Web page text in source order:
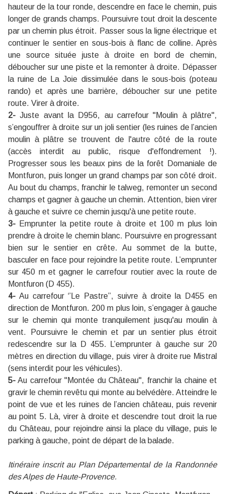
hauteur de la tour ronde, descendre en face le chemin, puis
longer de grands champs. Poursuivre tout droit la descente
par un chemin plus étroit. Passer sous la ligne électrique et
continuer le sentier en sous-bois à flanc de colline. Après
une source située juste à droite en bord de chemin,
déboucher sur une piste et la remonter à droite. Dépasser
la ruine de La Joie dissimulée dans le sous-bois (poteau
rando) et après une barrière, déboucher sur une petite
route. Virer à droite.
2- Juste avant la D956, au carrefour ''Moulin à plâtre'',
s’engouffrer à droite sur un joli sentier (les ruines de l’ancien
moulin à plâtre se trouvent de l'autre côté de la route
(accès interdit au public, risque d'effondrement !).
Progresser sous les beaux pins de la forêt Domaniale de
Montfuron, puis longer un grand champs par son côté droit.
Au bout du champs, franchir le talweg, remonter un second
champs et gagner à gauche un chemin. Attention, bien virer
à gauche et suivre ce chemin jusqu'à une petite route.
3- Emprunter la petite route à droite et 100 m plus loin
prendre à droite le chemin blanc. Poursuivre en progressant
bien sur le sentier en crête. Au sommet de la butte,
basculer en face pour rejoindre la petite route. L’emprunter
sur 450 m et gagner le carrefour routier avec la route de
Montfuron (D 455).
4- Au carrefour ‘’Le Pastre’’, suivre à droite la D455 en
direction de Montfuron. 200 m plus loin, s’engager à gauche
sur le chemin qui monte tranquilement jusqu'au moulin à
vent. Poursuivre le chemin et par un sentier plus étroit
redescendre sur la D 455. L’emprunter à gauche sur 20
mètres en direction du village, puis virer à droite rue Mistral
(sens interdit pour les véhicules).
5- Au carrefour ''Montée du Château'', franchir la chaine et
gravir le chemin revêtu qui monte au belvédère. Atteindre le
point de vue et les ruines de l’ancien château, puis revenir
au point 5. Là, virer à droite et descendre tout droit la rue
du Château, pour rejoindre ainsi la place du village, puis le
parking à gauche, point de départ de la balade.
Itinéraire inscrit au Plan Départemental de la Randonnée
des Alpes de Haute-Provence.